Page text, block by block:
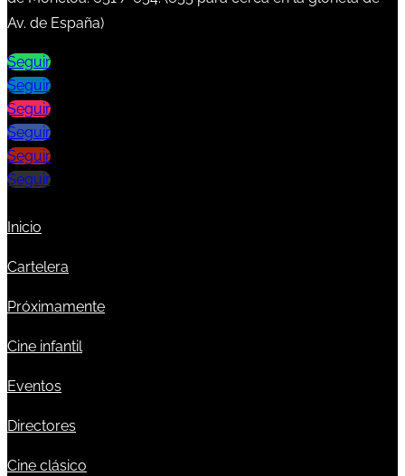
Av. de España)
Seguir
Seguir
Seguir
Seguir
Seguir
Seguir
Inicio
Cartelera
Próximamente
Cine infantil
Eventos
Directores
Cine clásico